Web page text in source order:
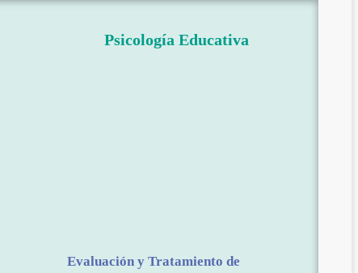
Psicología Educativa
Evaluación y Tratamiento de